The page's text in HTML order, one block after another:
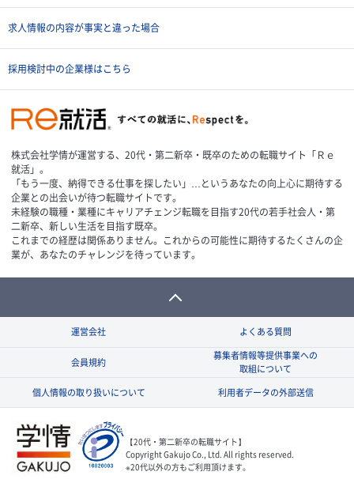
求人情報の内容が事実と違った場合
採用検討中の企業様はこちら
株式会社学情が運営する、20代・第二新卒・既卒のための転職サイト「Ｒｅ
就活」。
「もう一度、納得できる仕事を探したい」…というあなたの向上心に期待する
企業との出会いが待つ転職サイトです。
未経験の職種・業種にキャリアチェンジ転職を目指す20代の若手社会人・第
二新卒、新しい生活を目指す既卒。
これまでの経歴は関係ありません。これからの可能性に期待するたくさんの企
業が、あなたのチャレンジを待っています。
運営会社 よくある質問
会員規約
募集者情報等提供事業への
取組について
個人情報の取り扱いについて
利用者データの外部送信
【20代・第二新卒の転職サイト】
Copyright Gakujo Co., Ltd. All rights reserved.
※20代以外の方もご利用頂けます。